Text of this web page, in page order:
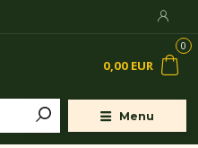
Menu
0
0,00 EUR